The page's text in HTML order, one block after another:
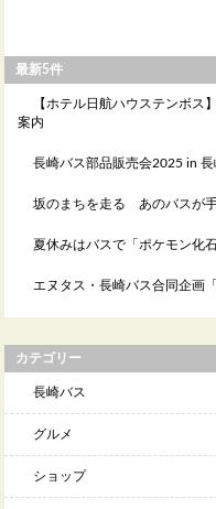
最新5件
【ホテル日航ハウステンボス
案内
長崎バス部品販売会2025 in
坂のまちを走る あのバスが
夏休みはバスで「ポケモン化
エヌタス・長崎バス合同企画
カテゴリー
長崎バス
グルメ
ショップ